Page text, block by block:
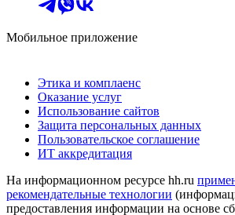
Мобильное приложение
Этика и комплаенс
Оказание услуг
Использование сайтов
Защита персональных данных
Пользовательское соглашение
ИТ аккредитация
На информационном ресурсе hh.ru
рекомендательные технологии
предоставления информации на основе